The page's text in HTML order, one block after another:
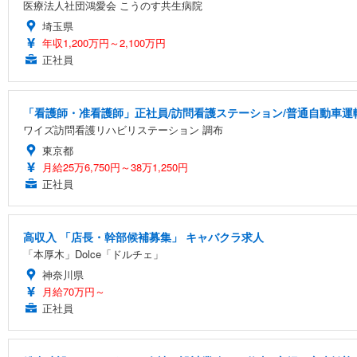
医療法人社団鴻愛会 こうのす共生病院
埼玉県
年収1,200万円～2,100万円
正社員
「看護師・准看護師」正社員/訪問看護ステーション/普通自動車
ワイズ訪問看護リハビリステーション 調布
東京都
月給25万6,750円～38万1,250円
正社員
高収入 「店長・幹部候補募集」 キャバクラ求人
「本厚木」Dolce「ドルチェ」
神奈川県
月給70万円～
正社員